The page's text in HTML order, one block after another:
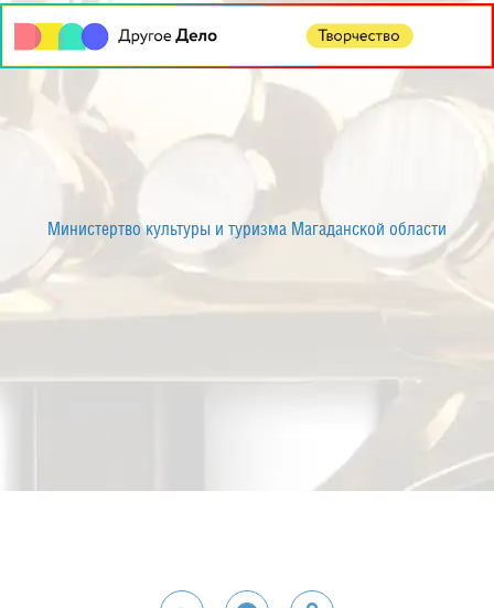
Министертво культуры и туризма Магаданской области